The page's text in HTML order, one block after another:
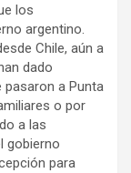
los
argentino.
Chile, aún a
dado
a Punta
o por
a las
gobierno
para